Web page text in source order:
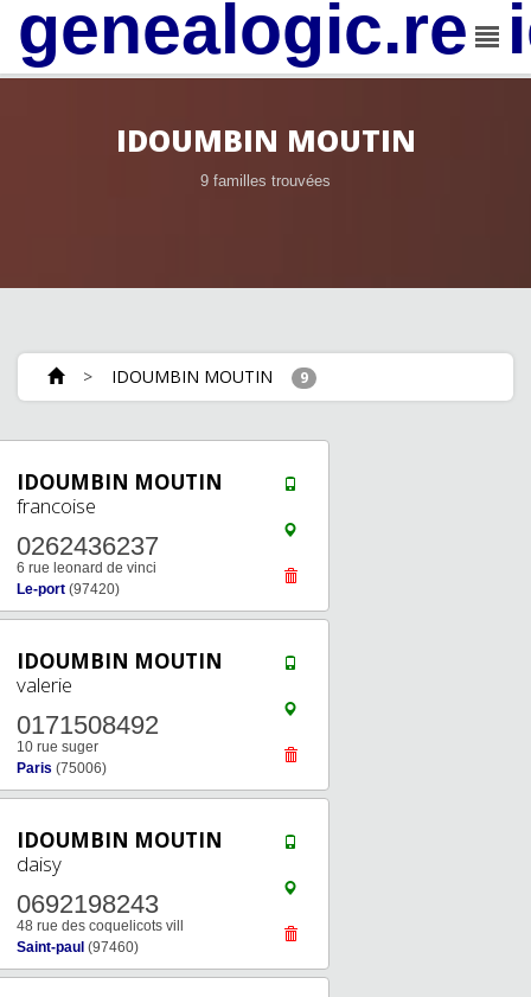
IDOUMBIN MOUTIN
9 familles trouvées
> IDOUMBIN MOUTIN 9
IDOUMBIN MOUTIN
francoise
0262436237
6 rue leonard de vinci
Le-port (97420)
IDOUMBIN MOUTIN
valerie
0171508492
10 rue suger
Paris (75006)
IDOUMBIN MOUTIN
daisy
0692198243
48 rue des coquelicots vill
Saint-paul (97460)